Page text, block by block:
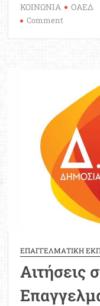
ΚΟΙΝΩΝΙΑ
ΟΑΕΔ
Comment
είναι
οι
και
πότε
κλείνει
η
πλατφόρμα
ΕΠΑΓΓΕΛΜΑΤΙΚΗ
Αιτήσεις